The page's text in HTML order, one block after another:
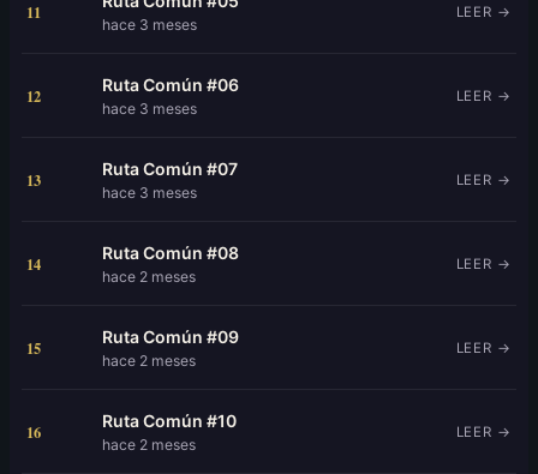
11
hace 3 meses
LEER →
12
Ruta Común #06
hace 3 meses
LEER →
13
Ruta Común #07
hace 3 meses
LEER →
14
Ruta Común #08
hace 2 meses
LEER →
15
Ruta Común #09
hace 2 meses
LEER →
16
Ruta Común #10
hace 2 meses
LEER →